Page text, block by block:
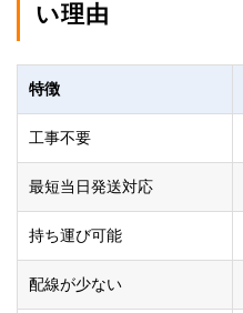
い理由
特徴
工事不要
最短当日発送対応
持ち運び可能
配線が少ない